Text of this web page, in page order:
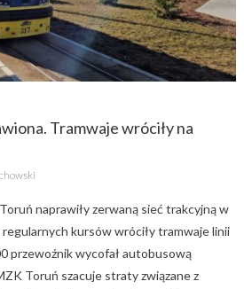
Tramwaje wróciły na
naprawiły zerwaną sieć trakcyjną w
kursów wróciły tramwaje linii
przewoźnik wycofał autobusową
Toruń szacuje straty związane z